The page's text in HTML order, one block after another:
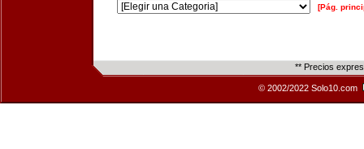
[Pág.
** Precios
© 2002/2022 Solo10.com